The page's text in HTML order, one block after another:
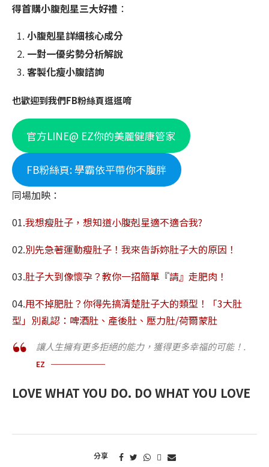
得首購小腹剋星三大好禮 ：
小腹剋星詳細核心成分
一對一優劣勢分析解說
客製化瘦小腹諮詢
也歡迎到我們FB粉絲頁逛逛唷
官方LINE@ EZ你的美麗健康管家
FB粉絲頁: 學霸依平帶你不腹胖
同場加映：
01.我想瘦肚子，想知道小腹剋星適不適合我?
02.別先急著運動瘦肚子！我來告訴妳肚子大的原因！
03.肚子大到像懷孕？教你一招簡單『請』走肥肉！
04.甩不掉肥肚？你得先搞清楚肚子大的類型！「3大肚
型」別亂認：啤酒肚、產後肚、壓力肚/荷爾蒙肚
讓人生擁有更多拒絕的能力，獲得更多幸福的可能！.
EZ
LOVE WHAT YOU DO. DO WHAT YOU LOVE
分享